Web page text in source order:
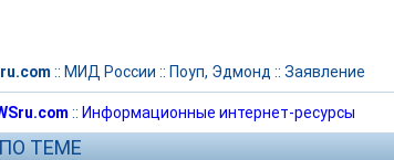
:: МИД России :: Поуп, Эдмонд :: Заявление
:: Информационные интернет-ресурсы
ТЕМЕ